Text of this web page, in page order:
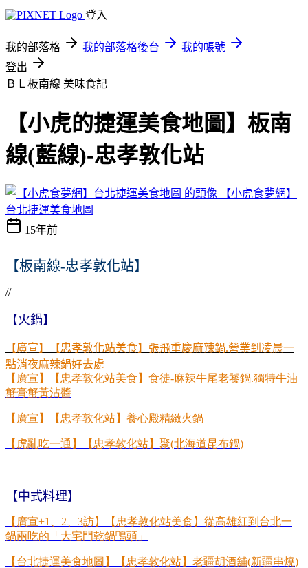
登入
我的部落格 我的部落格後台
我的帳號
登出
ＢＬ板南線 美味食記
【小虎的捷運美食地圖】板南
線(藍線)-忠孝敦化站
【小虎食夢網】
台北捷運美食地圖
15年前
【板南線-忠孝敦化站】
//
【火鍋】
【廣宣】【忠孝敦化站美食】張飛重慶麻辣鍋.營業到凌晨一
點消夜麻辣鍋好去處
【廣宣】【忠孝敦化站美食】食徒-麻辣牛尾老饕鍋.獨特牛油
蟹膏蟹黃沾醬
【廣宣】【忠孝敦化站】養心殿精緻火鍋
【虎亂吃一通】【忠孝敦化站】聚(北海道昆布鍋)
【中式料理】
【廣宣+1 2 3訪】【忠孝敦化站美食】從高雄紅到台北一
鍋兩吃的「大宅門乾鍋鴨頭」
【台北捷運美食地圖】【忠孝敦化站】老疆胡酒舖(新疆串燒)